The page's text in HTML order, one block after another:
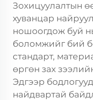
Зохицуулалтын
хуванцар
ношоогдож буй
боломжийг бий
стандарт,
өргөн зах
Эдгээр
найдвартай